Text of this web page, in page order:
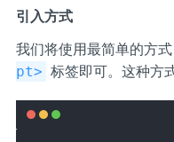
引入方式
我们将使用最简单的方
pt> 标签即可。这种方